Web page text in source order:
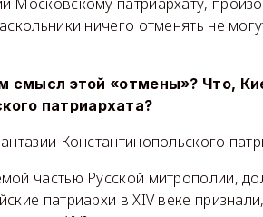
Московскому патриархату,
ничего отменять не
смысл этой «отмены»? Что,
патриархата?
Константинопольского
частью Русской митрополии,
патриархи в XIV веке